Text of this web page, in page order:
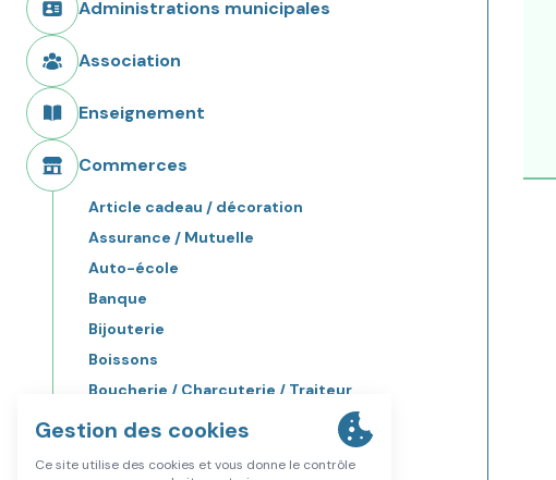
Administrations municipales
Association
Enseignement
Commerces
Article cadeau / décoration
Assurance / Mutuelle
Auto-école
Banque
Bijouterie
Boissons
Boucherie / Charcuterie / Traiteur
Boulangerie / Patisserie